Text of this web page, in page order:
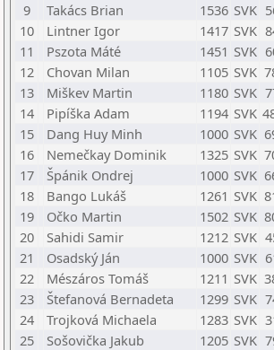
9
Takács Brian 1536 SVK
10
Lintner Igor 1417 SVK
11
Pszota Máté 1451 SVK
12
Chovan Milan 1105 SVK
13
Miškev Martin 1180 SVK
14
Pipíška Adam 1194 SVK
15
Dang Huy Minh 1000 SVK
16
Nemečkay Dominik 1325 SVK
17
Špánik Ondrej 1000 SVK
18
Bango Lukáš 1261 SVK
19
Očko Martin 1502 SVK
20
Sahidi Samir 1212 SVK
21
Osadský Ján 1000 SVK
22
Mészáros Tomáš 1211 SVK
23
Štefanová Bernadeta 1299 SVK
24
Trojková Michaela 1283 SVK
25
Sošovička Jakub 1205 SVK